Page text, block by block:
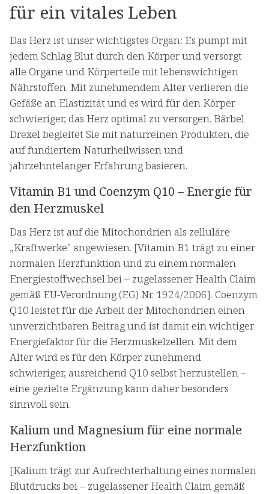
für ein vitales Leben
Das Herz ist unser wichtigstes Organ: Es pumpt mit
jedem Schlag Blut durch den Körper und versorgt
alle Organe und Körperteile mit lebenswichtigen
Nährstoffen. Mit zunehmendem Alter verlieren die
Gefäße an Elastizität und es wird für den Körper
schwieriger, das Herz optimal zu versorgen. Bärbel
Drexel begleitet Sie mit naturreinen Produkten, die
auf fundiertem Naturheilwissen und
jahrzehntelanger Erfahrung basieren.
Vitamin B1 und Coenzym Q10 – Energie für
den Herzmuskel
Das Herz ist auf die Mitochondrien als zelluläre
„Kraftwerke" angewiesen. [Vitamin B1 trägt zu einer
normalen Herzfunktion und zu einem normalen
Energiestoffwechsel bei – zugelassener Health Claim
gemäß EU-Verordnung (EG) Nr. 1924/2006]. Coenzym
Q10 leistet für die Arbeit der Mitochondrien einen
unverzichtbaren Beitrag und ist damit ein wichtiger
Energiefaktor für die Herzmuskelzellen. Mit dem
Alter wird es für den Körper zunehmend
schwieriger, ausreichend Q10 selbst herzustellen –
eine gezielte Ergänzung kann daher besonders
sinnvoll sein.
Kalium und Magnesium für eine normale
Herzfunktion
[Kalium trägt zur Aufrechterhaltung eines normalen
Blutdrucks bei – zugelassener Health Claim gemäß